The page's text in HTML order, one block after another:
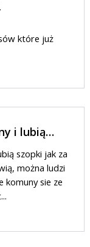
które już
i lubią…
szopki jak za
można ludzi
komuny sie ze